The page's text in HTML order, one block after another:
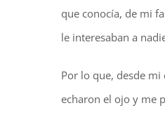
que conocía, de mi
le interesaban a
Por lo que, desde mi
echaron el ojo y me